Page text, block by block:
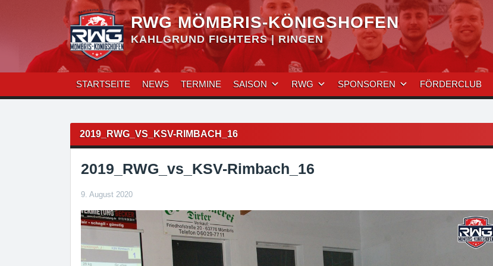
RWG MÖMBRIS-KÖNIGSHOFEN
KAHLGRUND FIGHTERS | RINGEN
STARTSEITE NEWS TERMINE SAISON RWG SPONSOREN FÖRDERCLUB
2019_RWG_VS_KSV-RIMBACH_16
2019_RWG_vs_KSV-Rimbach_16
9. August 2020
Beitragsnavigation